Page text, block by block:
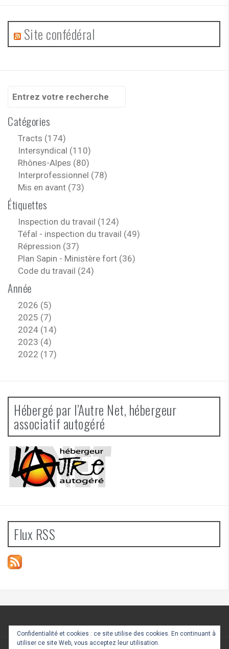
Site confédéral
Recherche
:Catégories
Tracts (174)
Intersyndical (110)
Rhônes-Alpes (80)
Interprofessionnel (78)
Mis en avant (73)
Étiquettes
Inspection du travail (124)
Téfal - inspection du travail (49)
Répression (37)
Plan Sapin - Ministère fort (36)
Code du travail (24)
Année
2026 (5)
2025 (7)
2024 (14)
2023 (4)
2022 (17)
Hébergé par l’Autre Net, hébergeur
associatif autogéré
Flux RSS
Confidentialité et cookies : ce site utilise des cookies. En continuant à
utiliser ce site Web, vous acceptez leur utilisation.